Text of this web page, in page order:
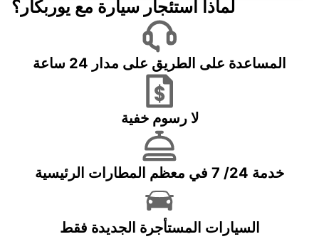
لماذا استئجار سيارة مع يوربكار؟
المساعدة على الطريق على مدار 24 ساعة
لا رسوم خفية
خدمة 24/ 7 في معظم المطارات الرئيسية
السيارات المستأجرة الجديدة فقط